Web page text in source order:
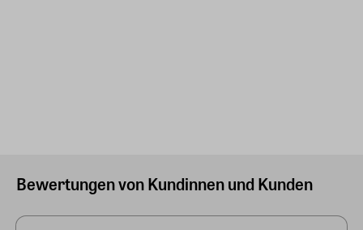
Bewertungen von Kundinnen und Kunden